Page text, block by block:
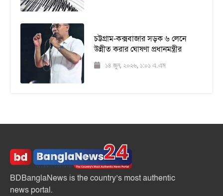
চট্টগ্রাম-কক্সবাজার সড়ক ৬ লেনে
উন্নীত করার ঘোষণা প্রধানমন্ত্রীর
১৪ জুন, ২০২৬, ১:০১ এ.এম
BDBanglaNews is the country’s most authentic
news portal.